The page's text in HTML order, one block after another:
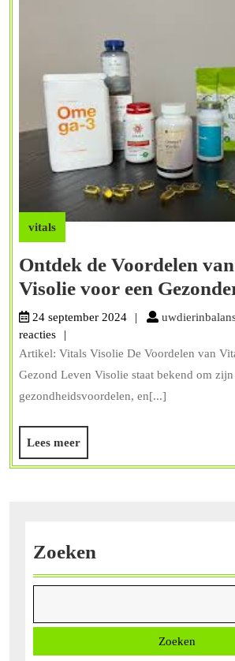
vitals
Ontdek de Voordelen
Visolie voor een
24 september 2024
reacties
Artikel: Vitals Visolie De Voordelen van
Gezond Leven Visolie staat bekend om
gezondheidsvoordelen, en[...]
Lees meerLees
meer
Zoeken
Zoeken